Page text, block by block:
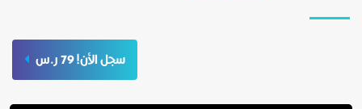
سجل الأن! 79 ر.س